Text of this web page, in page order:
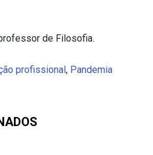
de Filosofia.
profissional , Pandemia